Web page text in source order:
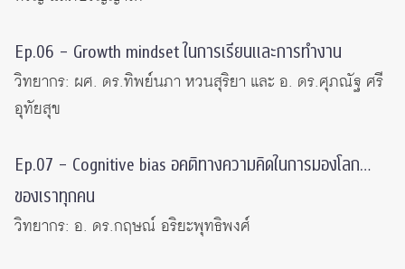
Ep.06 – Growth mindset ในการเรียนและการทำงาน
วิทยากร: ผศ. ดร.ทิพย์นภา หวนสุริยา และ อ. ดร.ศุภณัฐ ศรี
อุทัยสุข
Ep.07 – Cognitive bias อคติทางความคิดในการมองโลก…
ของเราทุกคน
วิทยากร: อ. ดร.กฤษณ์ อริยะพุทธิพงศ์